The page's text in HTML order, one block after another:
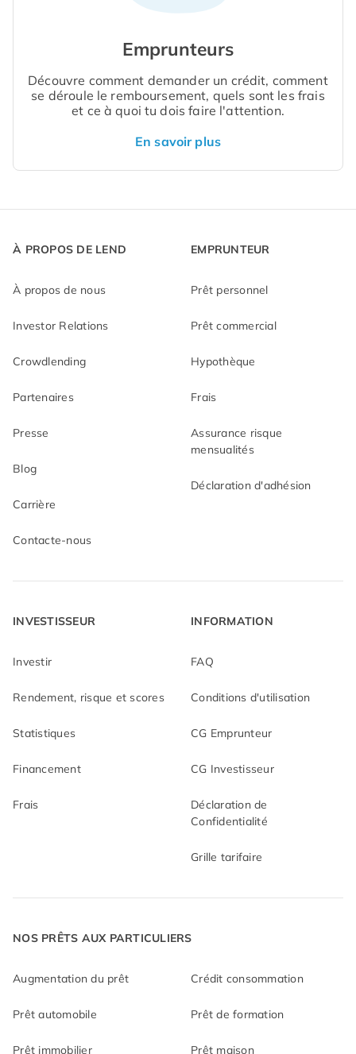
Emprunteurs
Découvre comment demander un crédit, comment
se déroule le remboursement, quels sont les frais
et ce à quoi tu dois faire l'attention.
En savoir plus
À PROPOS DE LEND
À propos de nous
Investor Relations
Crowdlending
Partenaires
Presse
Blog
Carrière
Contacte-nous
EMPRUNTEUR
Prêt personnel
Prêt commercial
Hypothèque
Frais
Assurance risque
mensualités
Déclaration d'adhésion
INVESTISSEUR
Investir
Rendement, risque et scores
Statistiques
Financement
Frais
INFORMATION
FAQ
Conditions d'utilisation
CG Emprunteur
CG Investisseur
Déclaration de
Confidentialité
Grille tarifaire
NOS PRÊTS AUX PARTICULIERS
Augmentation du prêt Crédit consommation
Prêt automobile Prêt de formation
Prêt immobilier Prêt maison